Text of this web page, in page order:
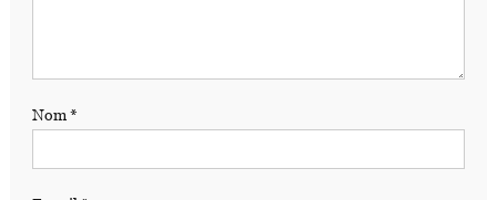
Nom*